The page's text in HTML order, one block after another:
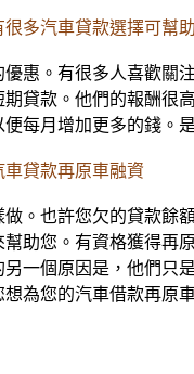
多汽車貸款選擇可幫
惠。有很多人喜歡關
貸款。他們的報酬很
每月增加更多的錢。
貸款再原車融資
。也許您欠的貸款餘
助您。有資格獲得再
一個原因是，他們只
為您的汽車借款再原